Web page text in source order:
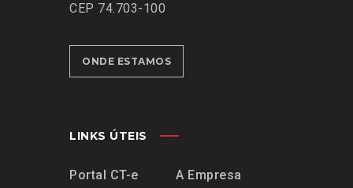
CEP 74.703-100
ONDE ESTAMOS
LINKS ÚTEIS
Portal CT-e
A Empresa